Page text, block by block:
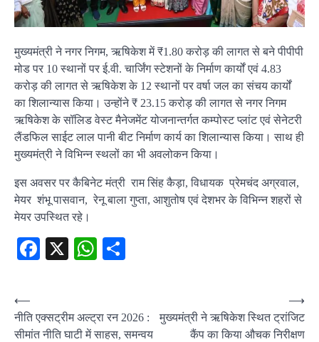
मुख्यमंत्री ने नगर निगम, ऋषिकेश में ₹1.80 करोड़ की लागत से बने पीपीपी
मोड पर 10 स्थानों पर ई.वी. चार्जिंग स्टेशनों के निर्माण कार्यों एवं 4.83
करोड़ की लागत से ऋषिकेश के 12 स्थानों पर वर्षा जल का संचय कार्यों
का शिलान्यास किया। उन्होंने ₹ 23.15 करोड़ की लागत से नगर निगम
ऋषिकेश के सॉलिड वेस्ट मैनेजमेंट योजनान्तर्गत कम्पोस्ट प्लांट एवं सेनेटरी
लैंडफिल साईट लाल पानी बीट निर्माण कार्य का शिलान्यास किया। साथ ही
मुख्यमंत्री ने विभिन्न स्थलों का भी अवलोकन किया।
इस अवसर पर कैबिनेट मंत्री राम सिंह कैड़ा, विधायक प्रेमचंद अग्रवाल,
मेयर शंभू पासवान, रेनू बाला गुप्ता, आशुतोष एवं देशभर के विभिन्न शहरों से
मेयर उपस्थित रहे।
Facebook
X WhatsApp
Post
navigation
⟵
नीति एक्सट्रीम अल्ट्रा रन 2026 :
सीमांत नीति घाटी में साहस, समन्वय
मुख्यमंत्री ने ऋषिकेश स्थित ट्रांजिट
कैंप का किया औचक निरीक्षण
⟶